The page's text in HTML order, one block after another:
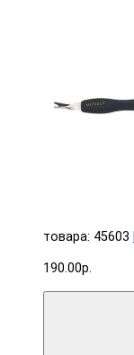
товара: 45603
190.00р.